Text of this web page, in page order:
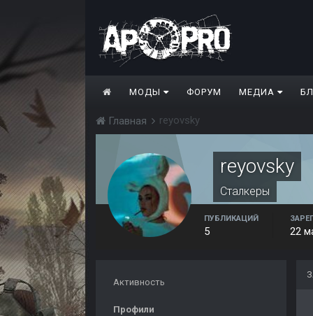
МОДЫ ФОРУМ МЕДИА
Главная reyovsky
reyovsky
Сталкеры
ПУБЛИКАЦИЙ
5 22
Активность
Профили